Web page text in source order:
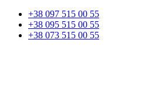
+38 097 515 00 55
+38 095 515 00 55
+38 073 515 00 55